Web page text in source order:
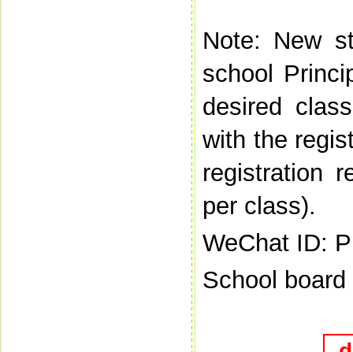
Note: New
school
desired
with the
registration
per class).
WeChat ID:
School